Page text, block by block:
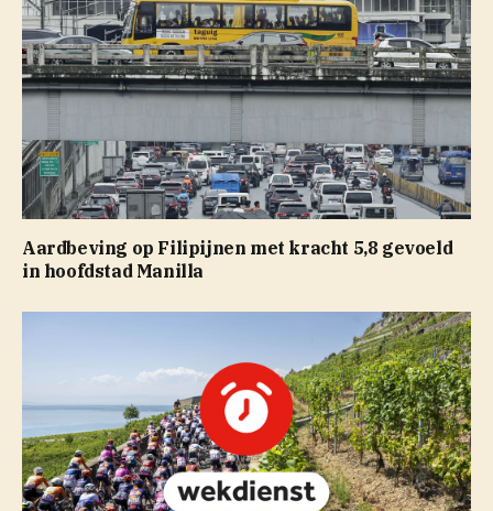
Aardbeving op Filipijnen met kracht 5,8 gevoeld
in hoofdstad Manilla